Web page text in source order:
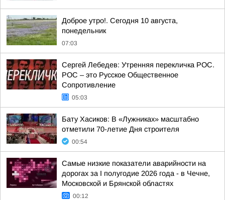
Доброе утро!. Сегодня 10 августа,
понедельник
07:03
Сергей Лебедев: Утренняя перекличка РОС.
РОС – это Русское Общественное
Сопротивление
05:03
Бату Хасиков: В «Лужниках» масштабно
отметили 70-летие Дня строителя
00:54
Самые низкие показатели аварийности на
дорогах за I полугодие 2026 года - в Чечне,
Московской и Брянской областях
00:12